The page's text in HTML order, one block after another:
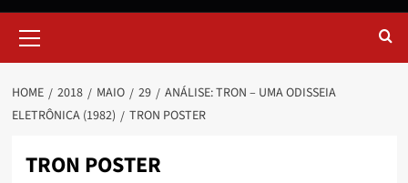
HOME 2018 MAIO 29
ANÁLISE: TRON – UMA ODISSEIA
ELETRÔNICA (1982)
TRON POSTER
TRON POSTER